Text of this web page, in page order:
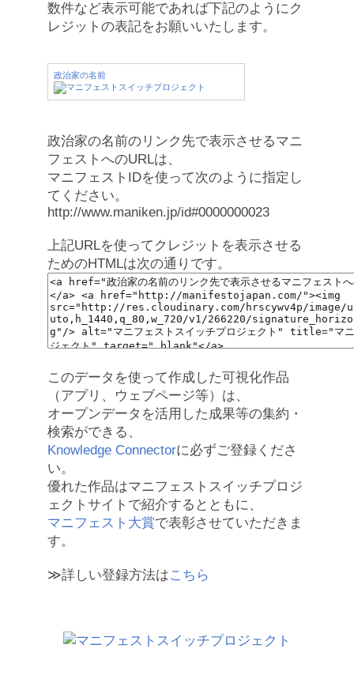
数件など表示可能であれば下記のようにク
レジットの表記をお願いいたします。
政治家の名前
政治家の名前のリンク先で表示させるマニ
フェストへのURLは、
マニフェストIDを使って次のように指定し
てください。
http://www.maniken.jp/id#0000000023
上記URLを使ってクレジットを表示させる
ためのHTMLは次の通りです。
このデータを使って作成した可視化作品
（アプリ、ウェブページ等）は、
オープンデータを活用した成果等の集約・
検索ができる、
Knowledge Connectorに必ずご登録くださ
い。
優れた作品はマニフェストスイッチプロジ
ェクトサイトで紹介するとともに、
マニフェスト大賞で表彰させていただきま
す。
≫詳しい登録方法はこちら